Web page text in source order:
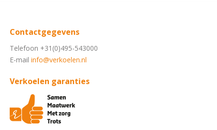
Contactgegevens
Telefoon +31(0)495-543000
E-mail info@verkoelen.nl
Verkoelen garanties